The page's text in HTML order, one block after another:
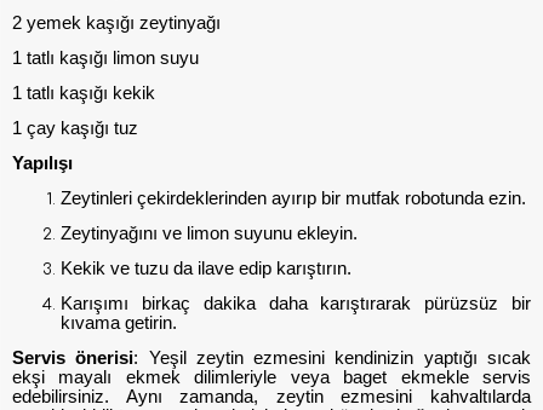
2 yemek kaşığı zeytinyağı
1 tatlı kaşığı limon suyu
1 tatlı kaşığı kekik
1 çay kaşığı tuz
Yapılışı
Zeytinleri çekirdeklerinden ayırıp bir mutfak robotunda ezin.
Zeytinyağını ve limon suyunu ekleyin.
Kekik ve tuzu da ilave edip karıştırın.
Karışımı birkaç dakika daha karıştırarak pürüzsüz bir
kıvama getirin.
Servis önerisi: Yeşil zeytin ezmesini kendinizin yaptığı sıcak
ekşi mayalı ekmek dilimleriyle veya baget ekmekle servis
edebilirsiniz. Aynı zamanda, zeytin ezmesini kahvaltılarda